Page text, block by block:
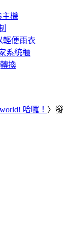
主機
輕便雨衣
系統櫃
換
哈囉！ 〉發